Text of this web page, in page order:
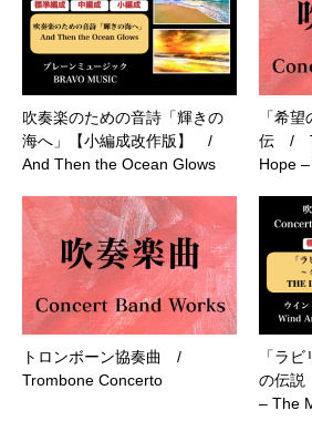
吹奏楽のための音詩「輝きの
海へ」【小編成改作版】 /
And Then the Ocean Glows
「希
伝 /
Hope
トロンボーン協奏曲 /
Trombone Concerto
「ラ
の伝
– The